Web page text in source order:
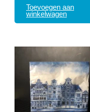
Toevoegen aan
winkelwagen